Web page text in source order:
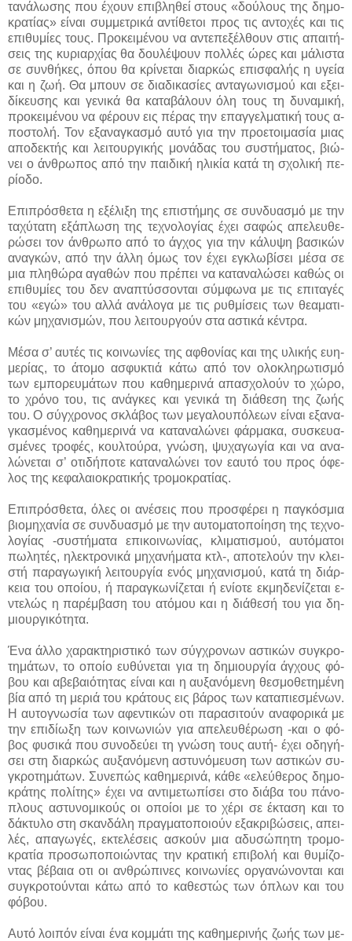
τα­νά­λω­σης που έ­χουν ε­πι­βλη­θεί στους «δού­λους της δη­μο­
κρα­τί­ας» εί­ναι συμ­με­τρι­κά α­ντί­θε­τοι προς τις α­ντο­χές και τις
ε­πι­θυ­μί­ες τους. Προ­κει­μέ­νου να α­ντε­πε­ξέλ­θουν στις α­παι­τή­
σεις της κυ­ριαρ­χί­ας θα δου­λέ­ψουν πολ­λές ώ­ρες και μά­λι­στα
σε συν­θή­κες, ό­που θα κρί­νε­ται διαρ­κώς ε­πι­σφα­λής η υ­γεί­α
και η ζω­ή. Θα μπουν σε δια­δι­κα­σί­ες α­ντα­γω­νι­σμού και ε­ξει­
δί­κευ­σης και γε­νι­κά θα κα­τα­βά­λουν ό­λη τους τη δυ­να­μι­κή,
προ­κει­μέ­νου να φέ­ρουν εις πέ­ρας την ε­παγ­γελ­μα­τι­κή τους α­
πο­στο­λή. Τον ε­ξα­να­γκα­σμό αυ­τό για την προ­ε­τοι­μα­σί­α μιας
α­πο­δε­κτής και λει­τουρ­γι­κής μο­νά­δας του συ­στή­μα­τος, βιώ­
νει ο άν­θρω­πος α­πό την παι­δι­κή η­λι­κί­α κα­τά τη σχο­λι­κή πε­
ρί­ο­δο.
Ε­πι­πρό­σθε­τα η ε­ξέ­λι­ξη της ε­πι­στή­μης σε συν­δυα­σμό με την
τα­χύ­τα­τη ε­ξά­πλω­ση της τε­χνο­λο­γί­ας έ­χει σα­φώς α­πε­λευ­θε­
ρώ­σει τον άν­θρω­πο α­πό το άγ­χος για την κά­λυ­ψη βα­σι­κών
α­να­γκών, α­πό την άλ­λη ό­μως τον έ­χει ε­γκλω­βί­σει μέ­σα σε
μια πλη­θώ­ρα α­γα­θών που πρέ­πει να κα­τα­να­λώ­σει κα­θώς οι
ε­πι­θυ­μί­ες του δεν α­να­πτύσ­σο­νται σύμ­φω­να με τις ε­πι­τα­γές
του «ε­γώ» του αλ­λά α­νά­λο­γα με τις ρυθ­μί­σεις των θε­α­μα­τι­
κών μη­χα­νι­σμών, που λει­τουρ­γούν στα α­στι­κά κέ­ντρα.
Μέ­σα σ’ αυ­τές τις κοι­νω­νί­ες της α­φθο­νί­ας και της υ­λι­κής ευ­η­
με­ρί­ας, το ά­το­μο α­σφυ­κτιά κά­τω α­πό τον ο­λο­κλη­ρω­τι­σμό
των ε­μπο­ρευ­μά­των που κα­θη­με­ρι­νά α­πα­σχο­λούν το χώ­ρο,
το χρό­νο του, τις α­νά­γκες και γε­νι­κά τη διά­θε­ση της ζω­ής
του. Ο σύγ­χρο­νος σκλά­βος των με­γα­λου­πό­λε­ων εί­ναι ε­ξα­να­
γκα­σμέ­νος κα­θη­με­ρι­νά να κα­τα­να­λώ­νει φάρ­μα­κα, συ­σκευα­
σμέ­νες τρο­φές, κουλ­τού­ρα, γνώ­ση, ψυ­χα­γω­γί­α και να α­να­
λώ­νε­ται σ’ ο­τι­δή­πο­τε κα­τα­να­λώ­νει τον ε­αυ­τό του προς ό­φε­
λος της κε­φα­λαιο­κρα­τι­κής τρο­μο­κρα­τί­ας.
Ε­πι­πρό­σθε­τα, ό­λες οι α­νέ­σεις που προ­σφέ­ρει η πα­γκό­σμια
βιο­μη­χα­νί­α σε συν­δυα­σμό με την αυ­το­μα­το­ποί­η­ση της τε­χνο­
λο­γί­ας -συ­στή­μα­τα ε­πι­κοι­νω­νί­ας, κλι­μα­τι­σμού, αυ­τό­μα­τοι
πω­λη­τές, η­λε­κτρο­νι­κά μη­χα­νή­μα­τα κτλ-, α­πο­τε­λούν την κλει­
στή πα­ρα­γω­γι­κή λει­τουρ­γί­α ε­νός μη­χα­νι­σμού, κα­τά τη διάρ­
κεια του ο­ποί­ου, ή πα­ρα­γκω­νί­ζε­ται ή ε­νί­ο­τε εκ­μη­δε­νί­ζε­ται ε­
ντε­λώς η πα­ρέμ­βα­ση του α­τό­μου και η διά­θε­σή του για δη­
μιουρ­γι­κό­τη­τα.
Έ­να άλ­λο χα­ρα­κτη­ρι­στι­κό των σύγ­χρο­νων α­στι­κών συ­γκρο­
τη­μά­των, το ο­ποί­ο ευ­θύ­νε­ται για τη δη­μιουρ­γί­α άγ­χους φό­
βου και α­βε­βαιό­τη­τας εί­ναι και η αυ­ξα­νό­με­νη θε­σμο­θε­τη­μέ­νη
βί­α α­πό τη με­ριά του κρά­τους εις βά­ρος των κα­τα­πιε­σμέ­νων.
Η αυ­το­γνω­σί­α των α­φε­ντι­κών ο­τι πα­ρα­σι­τούν α­να­φο­ρι­κά με
την ε­πι­δί­ω­ξη των κοι­νω­νιών για α­πε­λευ­θέ­ρω­ση -και ο φό­
βος φυ­σι­κά που συ­νο­δεύ­ει τη γνώ­ση τους αυ­τή- έ­χει ο­δη­γή­
σει στη διαρ­κώς αυ­ξα­νό­με­νη α­στυ­νό­μευ­ση των α­στι­κών συ­
γκρο­τη­μά­των. Συ­νε­πώς κα­θη­με­ρι­νά, κά­θε «ε­λεύ­θε­ρος δη­μο­
κρά­της πο­λί­της» έ­χει να α­ντι­με­τω­πί­σει στο διά­βα του πά­νο­
πλους α­στυ­νο­μι­κούς οι ο­ποί­οι με το χέ­ρι σε έ­κτα­ση και το
δά­κτυ­λο στη σκαν­δά­λη πραγ­μα­το­ποιούν ε­ξα­κρι­βώ­σεις, α­πει­
λές, α­πα­γω­γές, ε­κτε­λέ­σεις α­σκούν μια α­δυ­σώ­πη­τη τρο­μο­
κρα­τί­α προ­σω­πο­ποιώ­ντας την κρα­τι­κή ε­πι­βο­λή και θυ­μί­ζο­
ντας βέ­βαια ο­τι οι αν­θρώ­πι­νες κοι­νω­νί­ες ορ­γα­νώ­νο­νται και
συ­γκρο­τού­νται κά­τω α­πό το κα­θε­στώς των ό­πλων και του
φό­βου.
Αυ­τό λοι­πόν εί­ναι έ­να κομ­μά­τι της κα­θη­με­ρι­νής ζω­ής των με­